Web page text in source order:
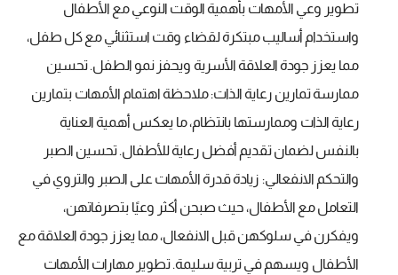
تطوير وعي الأمهات بأهمية الوقت النوعي مع الأطفال
واستخدام أساليب مبتكرة لقضاء وقت استثنائي مع كل طفل،
مما يعزز جودة العلاقة الأسرية ويحفز نمو الطفل. تحسين
ممارسة تمارين رعاية الذات: ملاحظة اهتمام الأمهات بتمارين
رعاية الذات وممارستها بانتظام، ما يعكس أهمية العناية
بالنفس لضمان تقديم أفضل رعاية للأطفال. تحسين الصبر
والتحكم الانفعالي: زيادة قدرة الأمهات على الصبر والتروي في
التعامل مع الأطفال، حيث صبحن أكثر وعيًا بتصرفاتهن،
ويفكرن في سلوكهن قبل الانفعال، مما يعزز جودة العلاقة مع
الأطفال ويسهم في تربية سليمة. تطوير مهارات الأمهات